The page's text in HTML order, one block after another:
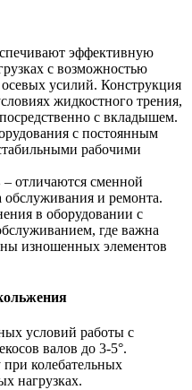
эффективную
с возможностью
усилий. Конструкция
жидкостного трения,
с вкладышем.
с постоянным
рабочими
– отличаются сменной
обслуживания и ремонта.
в оборудовании с
где важна
изношенных элементов
условий работы с
валов до 3-5°.
колебательных
нагрузках.